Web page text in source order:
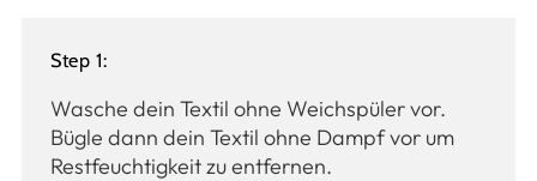
Step 1:
Wasche dein Textil ohne Weichspüler vor.
Bügle dann dein Textil ohne Dampf vor um
Restfeuchtigkeit zu entfernen.